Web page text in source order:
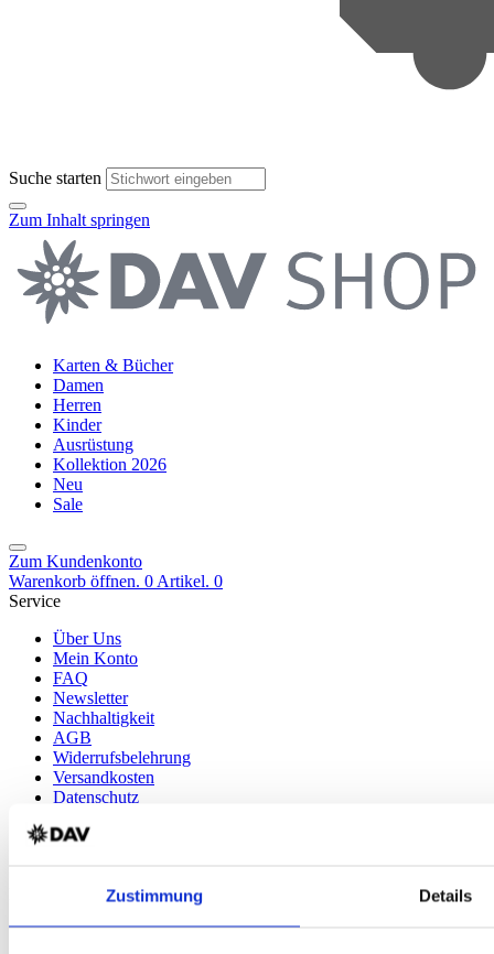
Zustimmung Details
Suche starten
Zum Inhalt springen
Karten & Bücher
Damen
Herren
Kinder
Ausrüstung
Kollektion 2026
Neu
Sale
Zum Kundenkonto
Warenkorb öffnen. 0 Artikel. 0
Service
Über Uns
Mein Konto
FAQ
Newsletter
Nachhaltigkeit
AGB
Widerrufsbelehrung
Versandkosten
Datenschutz
Erklärung zur Barrierefreiheit
Karten & Bücher